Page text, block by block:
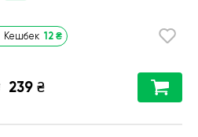
Кешбек 12 ₴
239 ₴